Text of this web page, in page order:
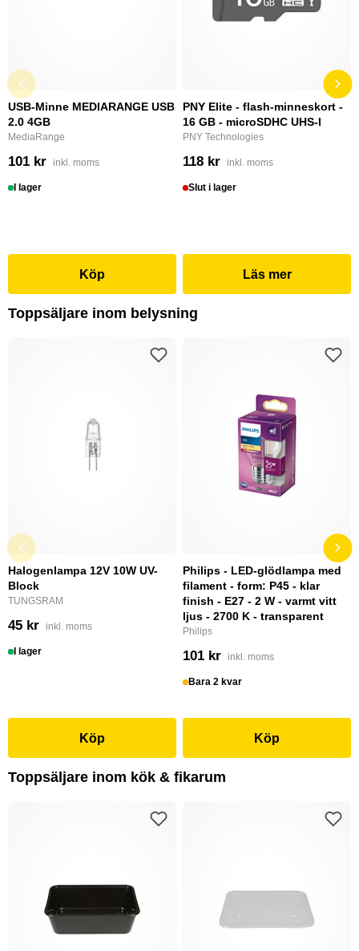
USB-Minne MEDIARANGE USB
2.0 4GB
MediaRange
101 kr inkl. moms
I lager
Köp
PNY Elite - flash-minneskort -
16 GB - microSDHC UHS-I
PNY Technologies
118 kr inkl. moms
Slut i lager
Läs mer
Toppsäljare inom belysning
Halogenlampa 12V 10W UV-
Block
TUNGSRAM
45 kr inkl. moms
I lager
Köp
Philips - LED-glödlampa med
filament - form: P45 - klar
finish - E27 - 2 W - varmt vitt
ljus - 2700 K - transparent
Philips
101 kr inkl. moms
Bara 2 kvar
Köp
Toppsäljare inom kök & fikarum